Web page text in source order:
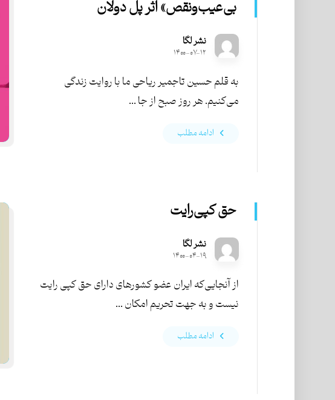
بی‌عیب‌ونقص» اثر پل دولان
نشر لگا
۱۴۰۰-۰۷-۱۲
به قلم حسین تاجمیر ریاحی ما با روایت زندگی‌
می‌کنیم. هر روز صبح از جا ...
ادامه مطلب
حق کپی‌رایت
نشر لگا
۱۴۰۰-۰۴-۱۹
از آنجایی‌که ایران عضو کشورهای دارای حق کپی رایت
نیست و به جهت تحریم امکان ...
ادامه مطلب